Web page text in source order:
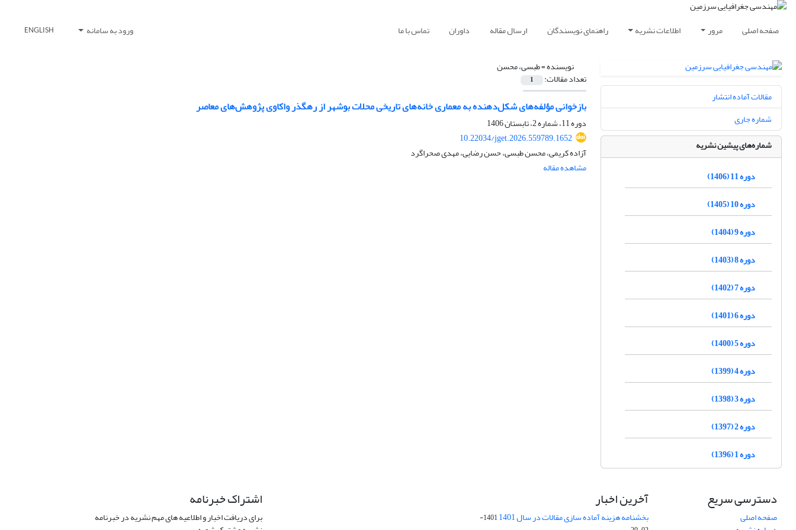
صفحه اصلی مرور اطلاعات نشریه راهنمای نویسندگان ارسال مقاله داوران تماس با ما ورود به سامانه ENGLISH
نویسنده =طبسی، محسن
تعداد مقالات: 1
بازخوانی مؤلفه‌های شکل‌دهنده به معماری خانه‌های تاریخی محلات بوشهر از رهگذر واکاوی پژوهش‌های معاصر
دوره 11، شماره 2، تابستان 1406
10.22034/jget.2026.559789.1652
آزاده کریمی، محسن طبسی، حسن رضایی، مهدی صحراگرد
مشاهده مقاله
مقالات آماده انتشار
شماره جاری
شماره‌های پیشین نشریه
دوره 11 (1406)
دوره 10 (1405)
دوره 9 (1404)
دوره 8 (1403)
دوره 7 (1402)
دوره 6 (1401)
دوره 5 (1400)
دوره 4 (1399)
دوره 3 (1398)
دوره 2 (1397)
دوره 1 (1396)
دسترسی سریع
صفحه اصلی
آخرین اخبار
بخشنامه هزینه آماده سازی مقالات در سال 1401
1401-
اشتراک خبرنامه
برای دریافت اخبار و اطلاعیه های مهم نشریه در خبرنامه